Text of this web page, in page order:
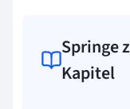
Springe
Kapitel